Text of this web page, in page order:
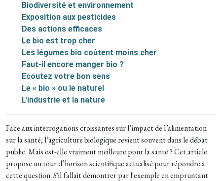
Biodiversité et environnement
Exposition aux pesticides
Des actions efficaces
Le bio est trop cher
Les légumes bio coûtent moins cher
Faut-il encore manger bio ?
Ecoutez votre bon sens
Le « bio » ou le naturel
L'industrie et la nature
Face aux interrogations croissantes sur l’impact de l’alimentation
sur la santé, l’agriculture biologique revient souvent dans le débat
public. Mais est-elle vraiment meilleure pour la santé ? Cet article
propose un tour d’horizon scientifique actualisé pour répondre à
cette question. S'il fallait démontrer par l'exemple en empruntant